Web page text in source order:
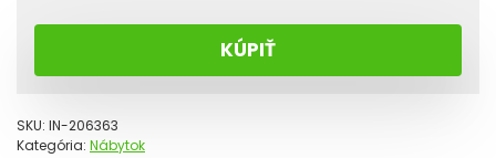
KÚPIŤ
SKU: IN-206363
Kategória: Nábytok